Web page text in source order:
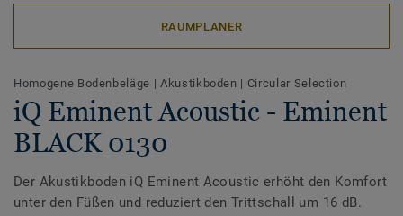
RAUMPLANER
Homogene Bodenbeläge | Akustikboden | Circular Selection
iQ Eminent Acoustic - Eminent
BLACK 0130
Der Akustikboden iQ Eminent Acoustic erhöht den Komfort
unter den Füßen und reduziert den Trittschall um 16 dB.